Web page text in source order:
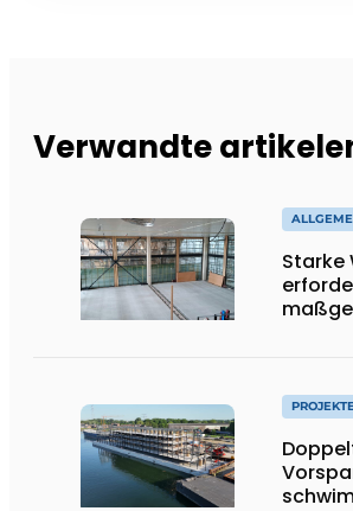
Verwandte
Starke